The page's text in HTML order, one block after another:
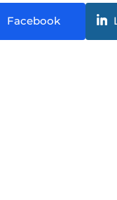
Facebook